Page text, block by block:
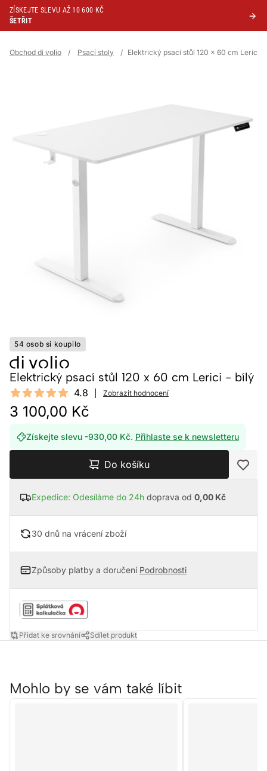
ZÍSKEJTE SLEVU AŽ 10 600 KČ
ŠETŘIT
Obchod di volio / Psací stoly / Elektrický psací stůl 120 x 60 cm Lerici -
54 osob si koupilo
Elektrický psací stůl 120 x 60 cm Lerici - bílý
Reviews
4.8 out of 5 stars 4.8 Zobrazit hodnocení
3 100,00 Kč
Získejte slevu -930,00 Kč. Přihlaste se k newsletteru
Do košíku
Expedice: Odesíláme do 24h doprava od 0,00 Kč
30 dnů na vrácení zboží
Způsoby platby a doručení Podrobnosti
Přidat ke srovnání Sdílet produkt
Mohlo by se vám také líbit